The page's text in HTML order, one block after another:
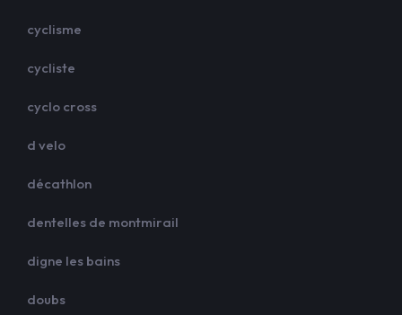
cyclisme
cycliste
cyclo cross
d velo
décathlon
dentelles de montmirail
digne les bains
doubs